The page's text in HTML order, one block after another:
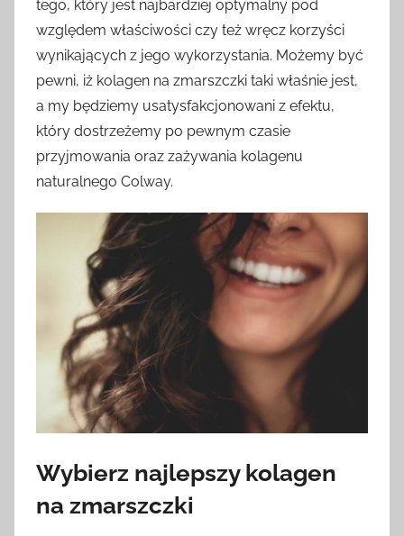
tego, który jest najbardziej optymalny pod
względem właściwości czy też wręcz korzyści
wynikających z jego wykorzystania. Możemy być
pewni, iż kolagen na zmarszczki taki właśnie jest,
a my będziemy usatysfakcjonowani z efektu,
który dostrzeżemy po pewnym czasie
przyjmowania oraz zażywania kolagenu
naturalnego Colway.
Wybierz najlepszy kolagen
na zmarszczki